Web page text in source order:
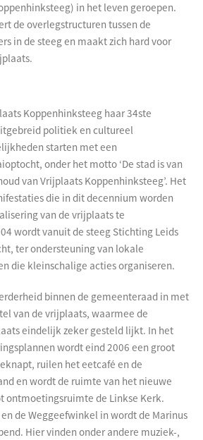
in het leven geroepen.
de overlegstructuren tussen de
in de steeg en maakt zich hard voor
Koppenhinksteeg haar 34ste
politiek en cultureel
starten met een
onder het motto ‘De stad is van
van Vrijplaats Koppenhinksteeg’. Het
die in dit decennium worden
van de vrijplaats te
wordt vanuit de steeg Stichting Leids
ter ondersteuning van lokale
die kleinschalige acties organiseren.
binnen de gemeenteraad in met
van de vrijplaats, waarmee de
eindelijk zeker gesteld lijkt. In het
wordt eind 2006 een groot
ruilen het eetcafé en de
en wordt de ruimte van het nieuwe
ontmoetingsruimte de Linkse Kerk.
de Weggeefwinkel in wordt de Marinus
Hier vinden onder andere muziek-,